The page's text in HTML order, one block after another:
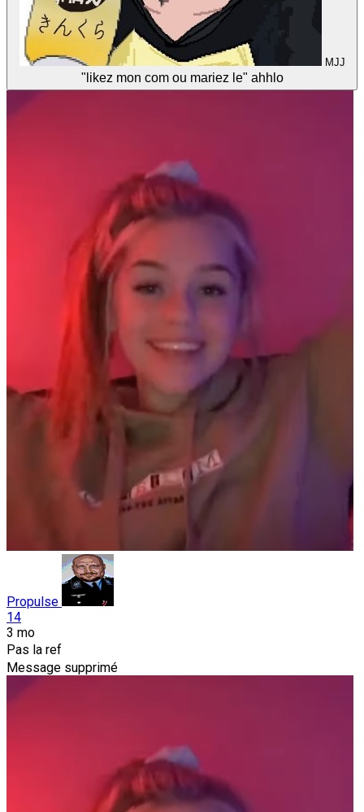
MJJ
"likez mon com ou mariez le" ahhlo
Propulse
14
3 mo
Pas la ref
Message supprimé